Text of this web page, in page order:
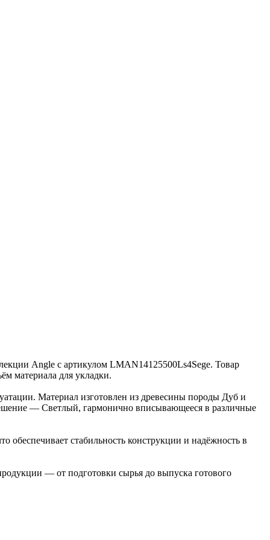
Angle с артикулом LMAN14125500Ls4Sege. Товар
материала для укладки.
Материал изготовлен из древесины породы Дуб и
— Светлый, гармонично вписывающееся в различные
стабильность конструкции и надёжность в
— от подготовки сырья до выпуска готового